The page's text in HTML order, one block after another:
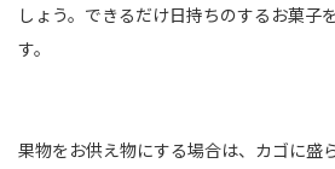
しょう。できるだけ日持ちのするお菓子
す。
果物をお供え物にする場合は、カゴに盛